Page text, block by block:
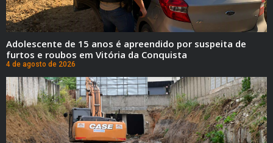
Adolescente de 15 anos é apreendido por suspeita de
furtos e roubos em Vitória da Conquista
4 de agosto de 2026